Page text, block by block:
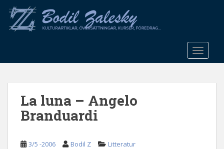
o
La luna – Angelo
Branduardi
3/5 -2006 Bodil Z Litteratur